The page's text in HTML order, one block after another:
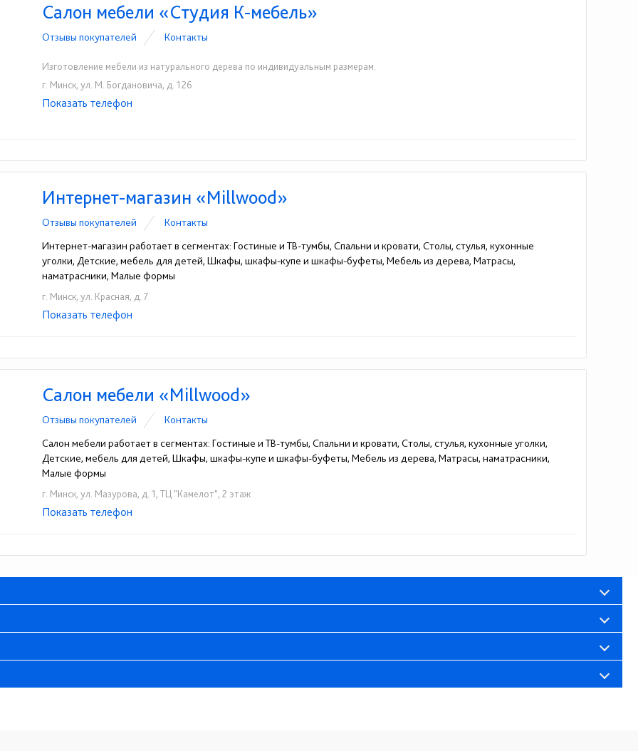
Салон мебели «Студия К-мебель»
Отзывы покупателей Контакты
Изготовление мебели из натурального дерева по индивидуальным размерам.
г. Минск, ул. М. Богдановича, д. 126
☎+375 (29) 390-70-40
Показать телефон
Интернет-магазин «Millwood»
Отзывы покупателей
Контакты
Интернет-магазин работает в сегментах: Гостиные и ТВ-тумбы, Спальни и кровати, Столы, стулья, кухонные
уголки, Детские, мебель для детей, Шкафы, шкафы-купе и шкафы-буфеты, Мебель из дерева, Матрасы,
наматрасники, Малые формы
г. Минск, ул. Красная, д. 7
☎+375 (29) 610-22-44
Показать телефон
Салон мебели «Millwood»
Отзывы покупателей
Контакты
Салон мебели работает в сегментах: Гостиные и ТВ-тумбы, Спальни и кровати, Столы, стулья, кухонные уголки,
Детские, мебель для детей, Шкафы, шкафы-купе и шкафы-буфеты, Мебель из дерева, Матрасы, наматрасники,
Малые формы
г. Минск, ул. Мазурова, д. 1, ТЦ "Камелот", 2 этаж
☎+375 (29) 610-22-44
Показать телефон